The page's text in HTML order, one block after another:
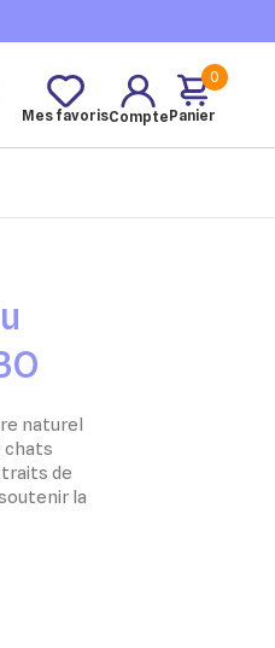
Mes favorisCompte
0
Panier
naturel
chats
de
la